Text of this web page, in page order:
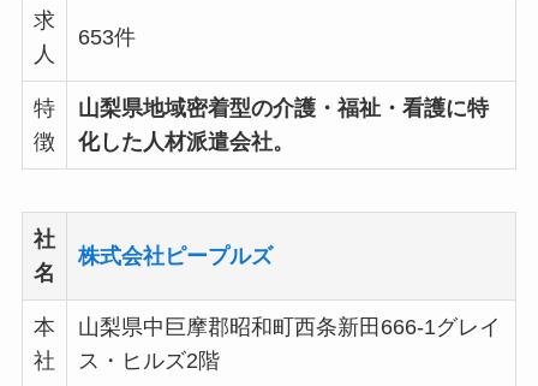
求
人
653件
特
徴
山梨県地域密着型の介護・福祉・看護に特
化した人材派遣会社。
社
名
株式会社ピープルズ
本
社
山梨県中巨摩郡昭和町西条新田666-1グレイ
ス・ヒルズ2階